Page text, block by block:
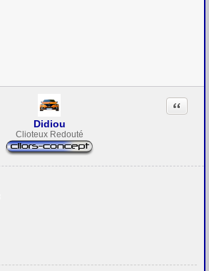
Didiou
Clioteux Redouté
Citation